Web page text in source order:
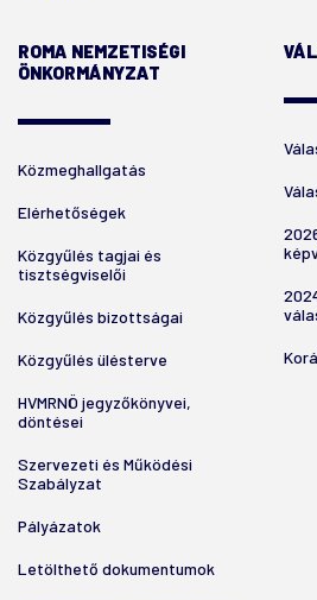
ROMA NEMZETISÉGI
ÖNKORMÁNYZAT
Közmeghallgatás
Elérhetőségek
Közgyűlés tagjai és
tisztségviselői
Közgyűlés bizottságai
Közgyűlés ülésterve
HVMRNÖ jegyzőkönyvei,
döntései
Szervezeti és Működési
Szabályzat
Pályázatok
Letölthető dokumentumok